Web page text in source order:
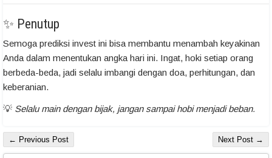
✨ Penutup
Semoga prediksi invest ini bisa membantu menambah keyakinan
Anda dalam menentukan angka hari ini. Ingat, hoki setiap orang
berbeda-beda, jadi selalu imbangi dengan doa, perhitungan, dan
keberanian.
💡 Selalu main dengan bijak, jangan sampai hobi menjadi beban.
← Previous Post Next Post →